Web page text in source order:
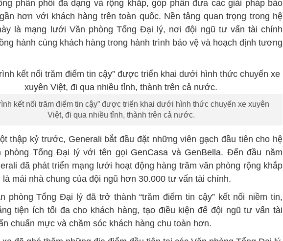
phân phối đa dạng và rộng khắp, góp phần đưa các giải pháp bảo
hơn với khách hàng trên toàn quốc. Nền tảng quan trọng trong hệ
là mạng lưới Văn phòng Tổng Đại lý, nơi đội ngũ tư vấn tài chính
hành cùng khách hàng trong hành trình bảo vệ và hoạch định tương
kết nối trăm điểm tin cậy” được triển khai dưới hình thức chuyến xe xuyên
Việt, đi qua nhiều tỉnh, thành trên cả nước.
thập kỷ trước, Generali bắt đầu đặt những viên gạch đầu tiên cho hệ
phòng Tổng Đại lý với tên gọi GenCasa và GenBella. Đến đầu năm
đã phát triển mạng lưới hoạt động hàng trăm văn phòng rộng khắp
là mái nhà chung của đội ngũ hơn 30.000 tư vấn tài chính.
phòng Tổng Đại lý đã trở thành “trăm điểm tin cậy” kết nối niềm tin,
tiện ích tối đa cho khách hàng, tạo điều kiện để đội ngũ tư vấn tài
chuẩn mực và chăm sóc khách hàng chu toàn hơn.